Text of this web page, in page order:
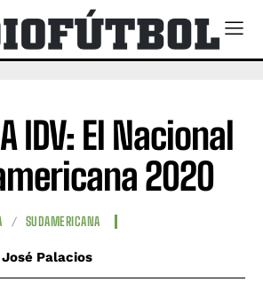
A IDV: El Nacional
2020
SUDAMERICANA
Palacios